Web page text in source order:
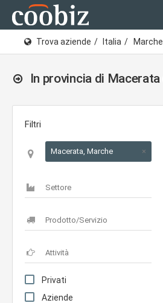
Trova aziende Italia Marche
In provincia di Macerata
Filtri
Macerata, Marche ×
Privati
Aziende